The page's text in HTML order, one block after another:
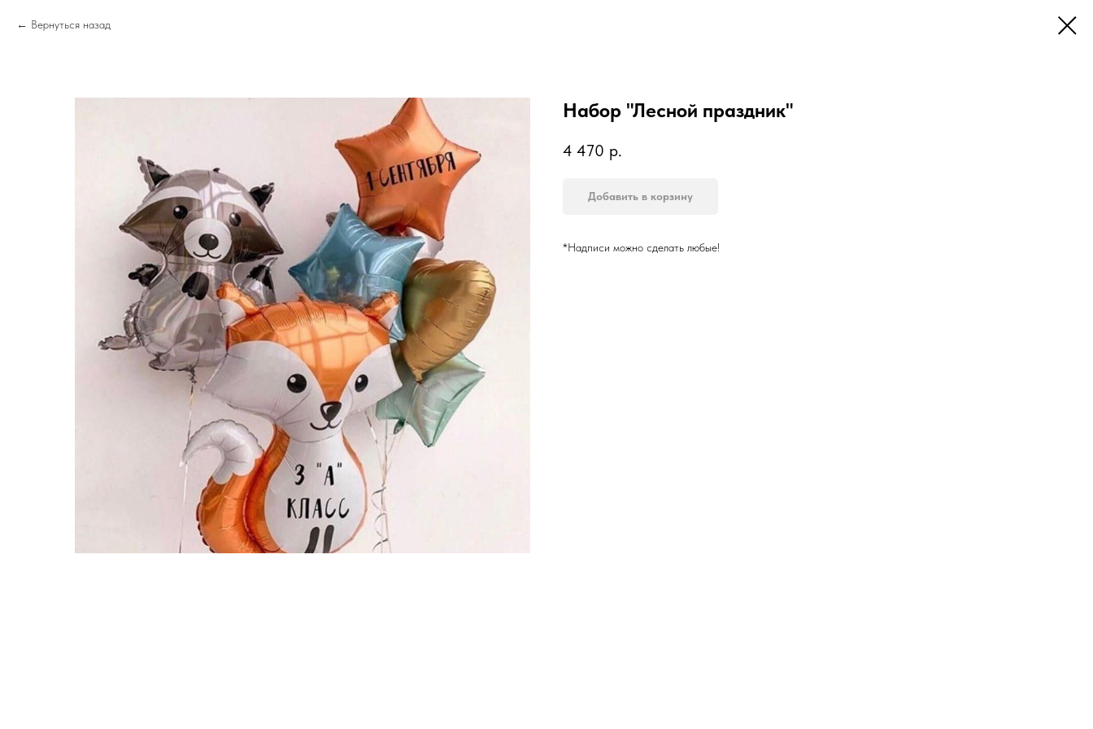
Вернуться назад
Набор "Лесной праздник"
4 470 р.
Добавить в корзину
*Надписи можно сделать любые!